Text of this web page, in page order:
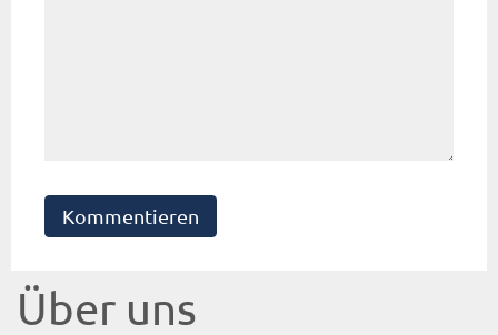
Kommentieren
Über uns